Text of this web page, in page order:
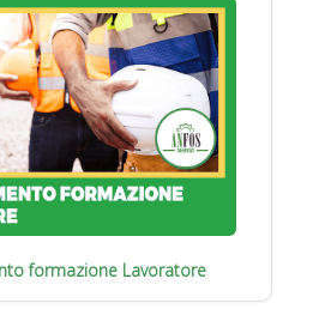
formazione Lavoratore